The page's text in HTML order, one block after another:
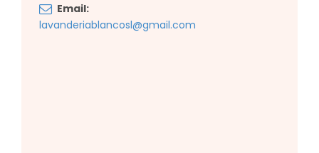
Email:
lavanderiablancosl@gmail.com